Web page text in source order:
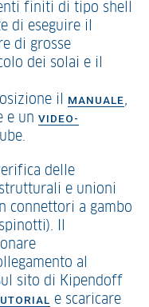
finiti di tipo shell
di eseguire il
di grosse
dei solai e il
il
MANUALE,
e un VIDEO-
delle
e unioni
connettori a gambo
Il
al
sito di Kipendoff
e scaricare